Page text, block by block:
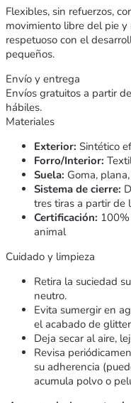
Flexibles, sin refuerzos,
movimiento libre del pie
respetuoso con el
pequeños.
Envío y entrega
Envíos gratuitos a partir
hábiles.
Materiales
Exterior: Sintético
Forro/Interior:
Suela: Goma,
Sistema de cierre:
tres tiras a partir de
Certificación:
animal
Cuidado y limpieza
Retira la suciedad
neutro.
Evita sumergir en
el acabado de
Deja secar al aire,
Revisa
su adherencia
acumula polvo o